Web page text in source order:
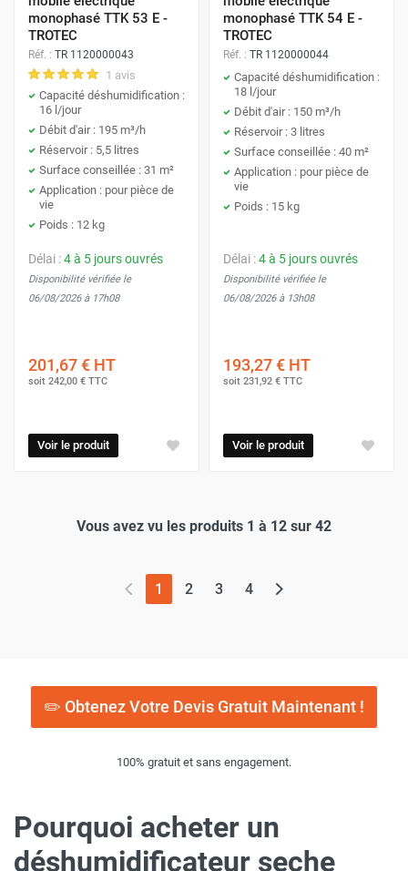
monophasé TTK 53 E -
TROTEC
Réf. : TR 1120000043
1 avis
Capacité déshumidification :
16 l/jour
Débit d'air : 195 m³/h
Réservoir : 5,5 litres
Surface conseillée : 31 m²
Application : pour pièce de
vie
Poids : 12 kg
Délai :4 à 5 jours ouvrés
Disponibilité vérifiée le
06/08/2026 à 17h08
201,67 € HT
soit 242,00 € TTC
Voir le produit
monophasé TTK 54 E -
TROTEC
Réf. : TR 1120000044
Capacité déshumidification :
18 l/jour
Débit d'air : 150 m³/h
Réservoir : 3 litres
Surface conseillée : 40 m²
Application : pour pièce de
vie
Poids : 15 kg
Délai :4 à 5 jours ouvrés
Disponibilité vérifiée le
06/08/2026 à 13h08
193,27 € HT
soit 231,92 € TTC
Voir le produit
Vous avez vu les produits 1 à 12 sur 42
1 (page actuelle)
2 3 4
✏️ Obtenez Votre Devis Gratuit Maintenant !
100% gratuit et sans engagement.
Pourquoi acheter un
déshumidificateur seche